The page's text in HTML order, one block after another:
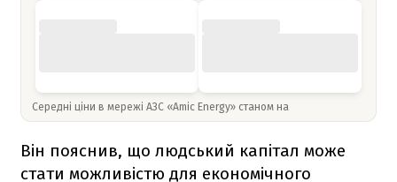
Середні ціни в мережі АЗС «Amic Energy» станом на
Він пояснив, що людський капітал може
стати можливістю для економічного